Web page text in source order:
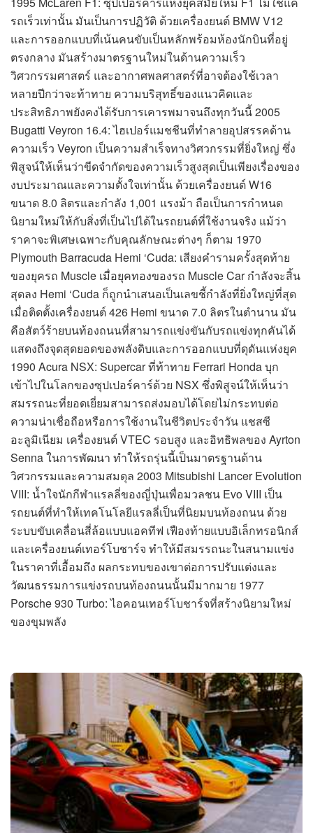
รถเร็วเท่านั้น มันเป็นการปฏิวัติ ด้วยเครื่องยนต์ BMW V12
และการออกแบบที่เน้นคนขับเป็นหลักพร้อมห้องนักบินที่อยู่
ตรงกลาง มันสร้างมาตรฐานใหม่ในด้านความเร็ว
วิศวกรรมศาสตร์ และอากาศพลศาสตร์ที่อาจต้องใช้เวลา
หลายปีกว่าจะท้าทาย ความบริสุทธิ์ของแนวคิดและ
ประสิทธิภาพยังคงได้รับการเคารพมาจนถึงทุกวันนี้ 2005
Bugatti Veyron 16.4: ไฮเปอร์แมชชีนที่ทำลายอุปสรรคด้าน
ความเร็ว Veyron เป็นความสำเร็จทางวิศวกรรมที่ยิ่งใหญ่ ซึ่ง
พิสูจน์ให้เห็นว่าขีดจำกัดของความเร็วสูงสุดเป็นเพียงเรื่องของ
งบประมาณและความตั้งใจเท่านั้น ด้วยเครื่องยนต์ W16
ขนาด 8.0 ลิตรและกำลัง 1,001 แรงม้า ถือเป็นการกำหนด
นิยามใหม่ให้กับสิ่งที่เป็นไปได้ในรถยนต์ที่ใช้งานจริง แม้ว่า
ราคาจะพิเศษเฉพาะกับคุณลักษณะต่างๆ ก็ตาม 1970
Plymouth Barracuda Hemi ‘Cuda: เสียงคำรามครั้งสุดท้าย
ของยุครถ Muscle เมื่อยุคทองของรถ Muscle Car กำลังจะสิ้น
สุดลง Hemi ‘Cuda ก็ถูกนำเสนอเป็นเลขชี้กำลังที่ยิ่งใหญ่ที่สุด
เมื่อติดตั้งเครื่องยนต์ 426 Hemi ขนาด 7.0 ลิตรในตำนาน มัน
คือสัตว์ร้ายบนท้องถนนที่สามารถแข่งขันกับรถแข่งทุกคันได้
แสดงถึงจุดสุดยอดของพลังดิบและการออกแบบที่ดุดันแห่งยุค
1990 Acura NSX: Supercar ที่ท้าทาย Ferrari Honda บุก
เข้าไปในโลกของซุปเปอร์คาร์ด้วย NSX ซึ่งพิสูจน์ให้เห็นว่า
สมรรถนะที่ยอดเยี่ยมสามารถส่งมอบได้โดยไม่กระทบต่อ
ความน่าเชื่อถือหรือการใช้งานในชีวิตประจำวัน แชสซี
อะลูมิเนียม เครื่องยนต์ VTEC รอบสูง และอิทธิพลของ Ayrton
Senna ในการพัฒนา ทำให้รถรุ่นนี้เป็นมาตรฐานด้าน
วิศวกรรมและความสมดุล 2003 Mitsubishi Lancer Evolution
VIII: น้ำใจนักกีฬาแรลลี่ของญี่ปุ่นเพื่อมวลชน Evo VIII เป็น
รถยนต์ที่ทำให้เทคโนโลยีแรลลี่เป็นที่นิยมบนท้องถนน ด้วย
ระบบขับเคลื่อนสี่ล้อแบบแอคทีฟ เฟืองท้ายแบบอิเล็กทรอนิกส์
และเครื่องยนต์เทอร์โบชาร์จ ทำให้มีสมรรถนะในสนามแข่ง
ในราคาที่เอื้อมถึง ผลกระทบของเขาต่อการปรับแต่งและ
วัฒนธรรมการแข่งรถบนท้องถนนนั้นมีมากมาย 1977
Porsche 930 Turbo: ไอคอนเทอร์โบชาร์จที่สร้างนิยามใหม่
ของขุมพลัง